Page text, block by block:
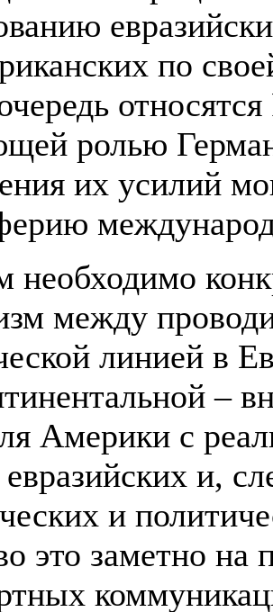
по
ролью
их усилий
необходимо
между
линией в
–
Америки с
и,
и
это заметно